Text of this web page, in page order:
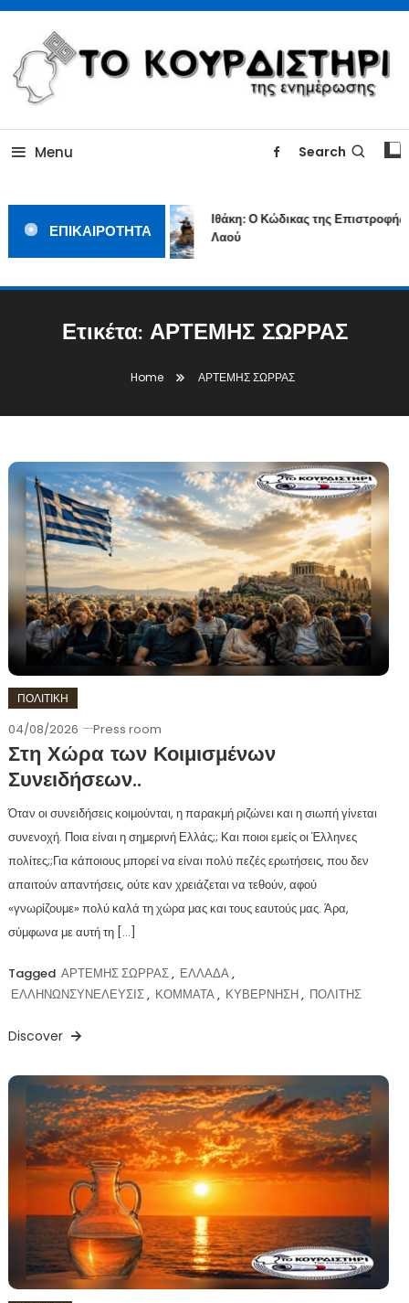
Skip
Content
TOKOURDISTIRI.GR
Menu Search
ΕΠΙΚΑΙΡΟΤΗΤΑ
Ιθάκη: Ο Κώδικας της Επιστροφής
Λαού
Ετικέτα: ΑΡΤΕΜΗΣ ΣΩΡΡΑΣ
Home ΑΡΤΕΜΗΣ ΣΩΡΡΑΣ
ΠΟΛΙΤΙΚΗ
04/08/2026 Press room
Στη Χώρα των Κοιμισμένων
Συνειδήσεων..
Όταν οι συνειδήσεις κοιμούνται, η παρακμή ριζώνει και η σιωπή γίνεται
συνενοχή. Ποια είναι η σημερινή Ελλάς;; Και ποιοι εμείς οι Έλληνες
πολίτες;;Για κάποιους μπορεί να είναι πολύ πεζές ερωτήσεις, που δεν
απαιτούν απαντήσεις, ούτε καν χρειάζεται να τεθούν, αφού
«γνωρίζουμε» πολύ καλά τη χώρα μας και τους εαυτούς μας. Άρα,
σύμφωνα με αυτή τη […]
Tagged ΑΡΤΕΜΗΣ ΣΩΡΡΑΣ, ΕΛΛΑΔΑ,
ΕΛΛΗΝΩΝΣΥΝΕΛΕΥΣΙΣ, ΚΟΜΜΑΤΑ, ΚΥΒΕΡΝΗΣΗ, ΠΟΛΙΤΗΣ
Discover